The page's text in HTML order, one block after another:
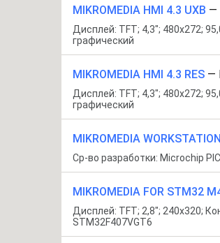
MIKROMEDIA HMI 4.3 UXB —
Дисплей: TFT; 4,3"; 480x272;
графический
MIKROMEDIA HMI 4.3 RES —
Дисплей: TFT; 4,3"; 480x272;
графический
MIKROMEDIA
Ср-во разработки: Microchip
MIKROMEDIA FOR STM32
Дисплей: TFT; 2,8"; 240x320;
STM32F407VGT6